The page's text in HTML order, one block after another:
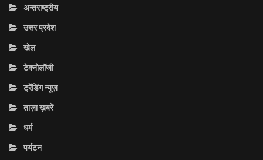
अन्तराष्ट्रीय
उत्तर प्रदेश
खेल
टेक्नोलॉजी
ट्रेंडिंग न्यूज़
ताज़ा ख़बरें
धर्म
पर्यटन